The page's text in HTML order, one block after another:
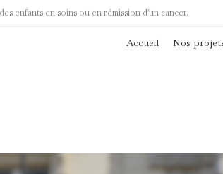
enfants en soins ou en rémission d'un cancer.
Accueil Nos